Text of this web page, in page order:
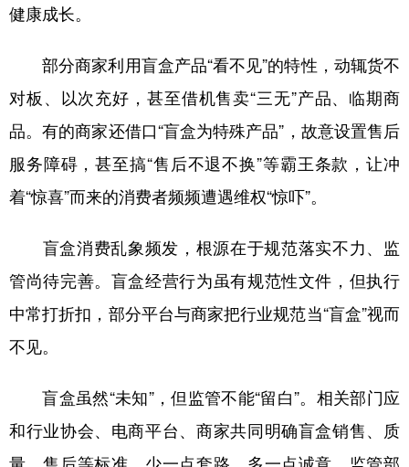
健康成长。
部分商家利用盲盒产品“看不见”的特性，动辄货不
对板、以次充好，甚至借机售卖“三无”产品、临期商
品。有的商家还借口“盲盒为特殊产品”，故意设置售后
服务障碍，甚至搞“售后不退不换”等霸王条款，让冲
着“惊喜”而来的消费者频频遭遇维权“惊吓”。
盲盒消费乱象频发，根源在于规范落实不力、监
管尚待完善。盲盒经营行为虽有规范性文件，但执行
中常打折扣，部分平台与商家把行业规范当“盲盒”视而
不见。
盲盒虽然“未知”，但监管不能“留白”。相关部门应
和行业协会、电商平台、商家共同明确盲盒销售、质